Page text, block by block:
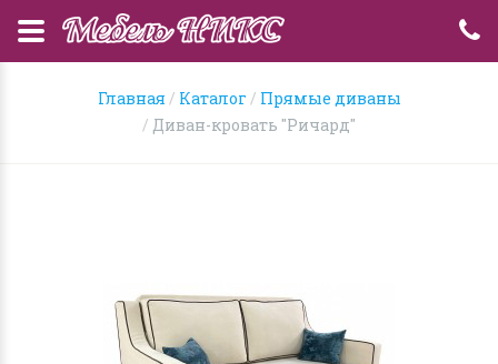
Главная Каталог
Прямые диваны
Диван-кровать "Ричард"